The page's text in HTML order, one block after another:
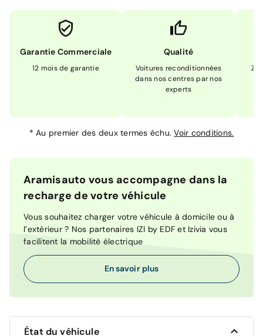
Garantie Commerciale
12 mois de garantie
Qualité
Voitures reconditionnées
dans nos centres par nos
experts
*Au premier des deux termes échu.Voir conditions.
Aramisauto vous accompagne dans la
recharge de votre véhicule
Vous souhaitez charger votre véhicule à domicile ou à
l’extérieur ? Nos partenaires IZI by EDF et Izivia vous
facilitent la mobilité électrique
En savoir plus
État du véhicule